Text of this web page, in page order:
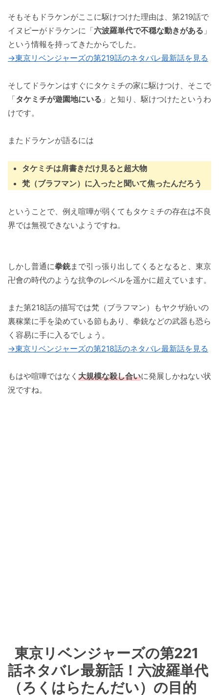
そもそもドラケンがここに駆けつけた理由は、第219話で
イヌピーがドラケンに「六波羅単代で不穏な動きがある 」
という情報を持ってきたからでした。
→東京リベンジャーズの第219話のネタバレ最新話を見る
そしてドラケンはすぐにタケミチの家に駆けつけ、そこで
「タケミチが遊園地にいる 」と知り、駆けつけたというわ
けです。
またドラケンが語るには
タケミチは肩書きだけ見ると超大物
梵（ブラフマン）に入ったと聞いて焦ったんだろう
ということで、例え喧嘩が弱くてもタケミチの存在は不良
界では無視できないようですね。
しかし普通に拳銃まで引っ張り出してくるとなると、東京
卍會の時代のような抗争のレベルを遥かに超えています。
また第218話の描写では梵（ブラフマン）もヤクザ紛いの
裏稼業に手を染めている節もあり、拳銃などの武器も恐ら
く容易に手に入るでしょう。
→東京リベンジャーズの第218話のネタバレ最新話を見る
もはや喧嘩ではなく 大規模な殺し合いに発展しかねない状
況ですね。
東京リベンジャーズの第221
話ネタバレ最新話！六波羅単代
（ろくはらたんだい）の目的